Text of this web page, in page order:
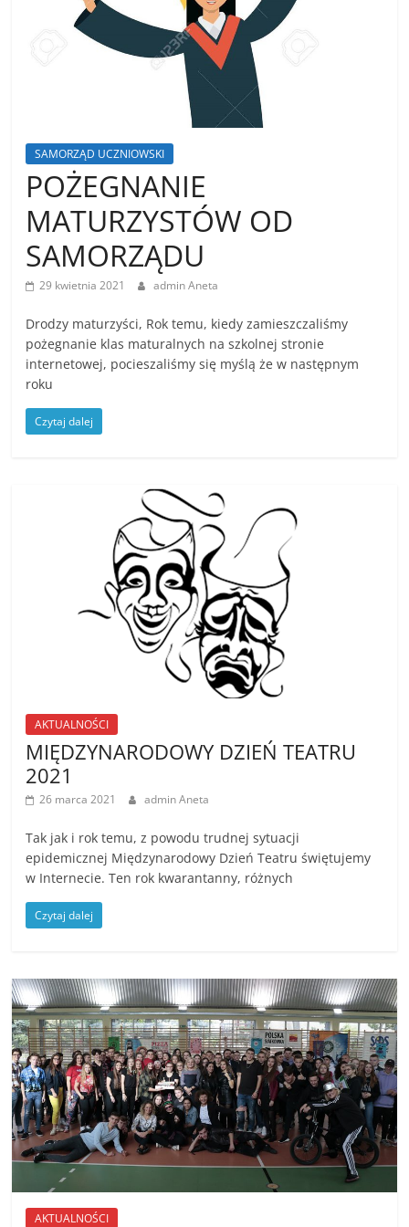
SAMORZĄD UCZNIOWSKI
POŻEGNANIE
MATURZYSTÓW OD
SAMORZĄDU
29 kwietnia 2021 admin Aneta
Drodzy maturzyści, Rok temu, kiedy zamieszczaliśmy
pożegnanie klas maturalnych na szkolnej stronie
internetowej, pocieszaliśmy się myślą że w następnym
roku
Czytaj dalej
AKTUALNOŚCI
MIĘDZYNARODOWY DZIEŃ TEATRU
2021
26 marca 2021 admin Aneta
Tak jak i rok temu, z powodu trudnej sytuacji
epidemicznej Międzynarodowy Dzień Teatru świętujemy
w Internecie. Ten rok kwarantanny, różnych
Czytaj dalej
AKTUALNOŚCI